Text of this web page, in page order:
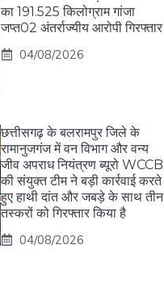
का 191.525 किलोग्राम गांजा
जप्त02 अंतर्राज्यीय आरोपी गिरफ्तार
04/08/2026
छत्तीसगढ़ के बलरामपुर जिले के
रामानुजगंज में वन विभाग और वन्य
जीव अपराध नियंत्रण ब्यूरो WCCB
की संयुक्त टीम ने बड़ी कार्रवाई करते
हुए हाथी दांत और जबड़े के साथ तीन
तस्करों को गिरफ्तार किया है
04/08/2026